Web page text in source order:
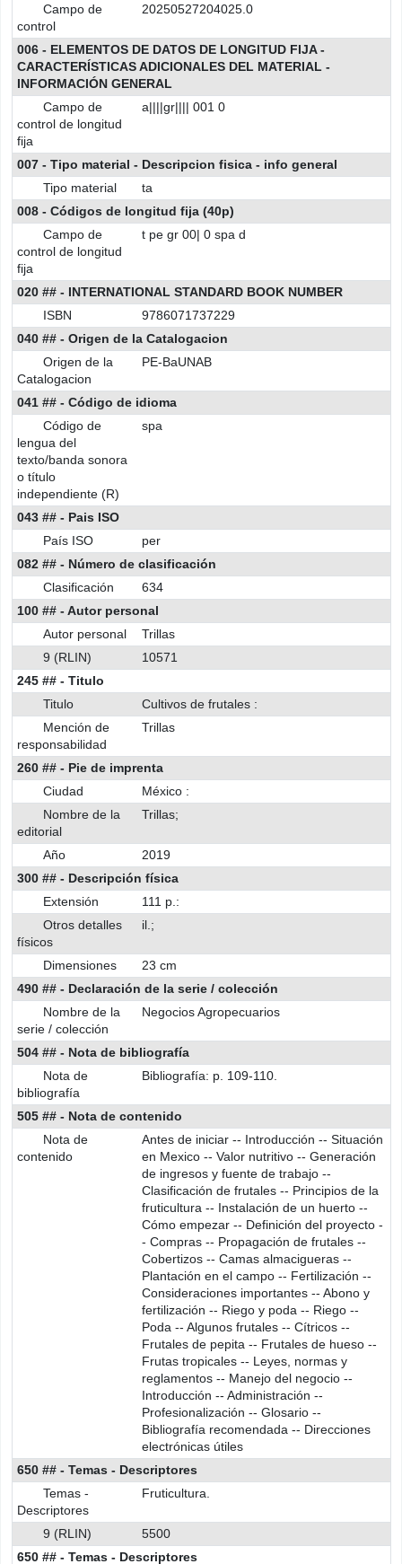
Campo de
control
20250527204025.0
006 - ELEMENTOS DE DATOS DE LONGITUD FIJA -
CARACTERÍSTICAS ADICIONALES DEL MATERIAL -
INFORMACIÓN GENERAL
Campo de
control de longitud
fija
a||||gr|||| 001 0
007 - Tipo material - Descripcion fisica - info general
Tipo material
ta
008 - Códigos de longitud fija (40p)
Campo de
control de longitud
fija
t pe gr 00| 0 spa d
020 ## - INTERNATIONAL STANDARD BOOK NUMBER
ISBN
9786071737229
040 ## - Origen de la Catalogacion
Origen de la
Catalogacion
PE-BaUNAB
041 ## - Código de idioma
Código de
lengua del
texto/banda sonora
o título
independiente (R)
spa
043 ## - Pais ISO
País ISO
per
082 ## - Número de clasificación
Clasificación
634
100 ## - Autor personal
Autor personal
Trillas
9 (RLIN)
10571
245 ## - Titulo
Titulo
Cultivos de frutales :
Mención de
responsabilidad
Trillas
260 ## - Pie de imprenta
Ciudad
México :
Nombre de la
editorial
Trillas;
Año
2019
300 ## - Descripción física
Extensión
111 p.:
Otros detalles
físicos
il.;
Dimensiones
23 cm
490 ## - Declaración de la serie / colección
Nombre de la
serie / colección
Negocios Agropecuarios
504 ## - Nota de bibliografía
Nota de
bibliografía
Bibliografía: p. 109-110.
505 ## - Nota de contenido
Nota de
contenido
Antes de iniciar -- Introducción -- Situación
en Mexico -- Valor nutritivo -- Generación
de ingresos y fuente de trabajo --
Clasificación de frutales -- Principios de la
fruticultura -- Instalación de un huerto --
Cómo empezar -- Definición del proyecto -
- Compras -- Propagación de frutales --
Cobertizos -- Camas almacigueras --
Plantación en el campo -- Fertilización --
Consideraciones importantes -- Abono y
fertilización -- Riego y poda -- Riego --
Poda -- Algunos frutales -- Cítricos --
Frutales de pepita -- Frutales de hueso --
Frutas tropicales -- Leyes, normas y
reglamentos -- Manejo del negocio --
Introducción -- Administración --
Profesionalización -- Glosario --
Bibliografía recomendada -- Direcciones
electrónicas útiles
650 ## - Temas - Descriptores
Temas -
Descriptores
Fruticultura.
9 (RLIN)
5500
650 ## - Temas - Descriptores